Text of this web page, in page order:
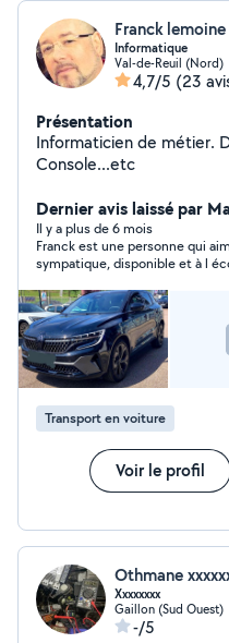
Franck lemoine
Informatique
Val-de-Reuil (Nord)
4,7/5 (23
Présentation
Informaticien de métier.
Console...etc
Dernier avis laissé par
Il y a plus de 6 mois
Franck est une personne qui
sympatique, disponible et à l
Transport en voiture
Voir le profil
Othmane
Xxxxxxxx
Gaillon (Sud Ouest)
-/5